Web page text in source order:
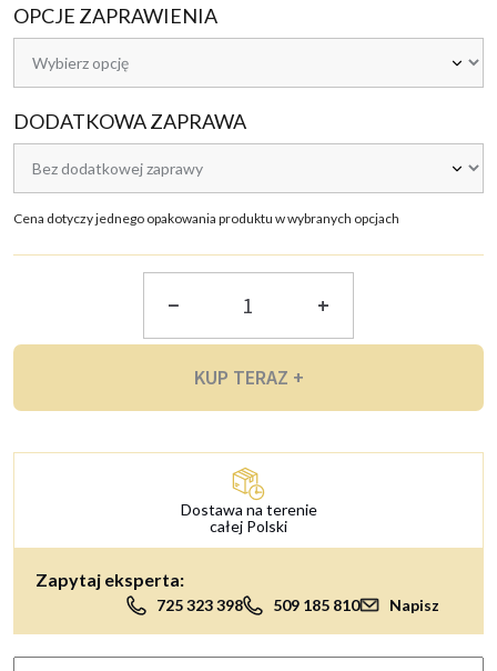
OPCJE ZAPRAWIENIA
DODATKOWA ZAPRAWA
Cena dotyczy jednego opakowania produktu w wybranych opcjach
KUP TERAZ +
Dostawa na terenie
całej Polski
Zapytaj eksperta:
725 323 398 509 185 810 Napisz